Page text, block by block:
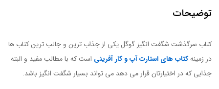
توضیحات
کتاب سرگذشت شگفت انگیز گوگل یکی از جذاب ترین و جالب ترین کتاب ها
در زمینهکتاب های استارت آپ و کار آفرینی است که با مطالب مفید و البته
جذابی که در اختیارتان قرار می دهد می تواند بسیار شگفت انگیز باشد.